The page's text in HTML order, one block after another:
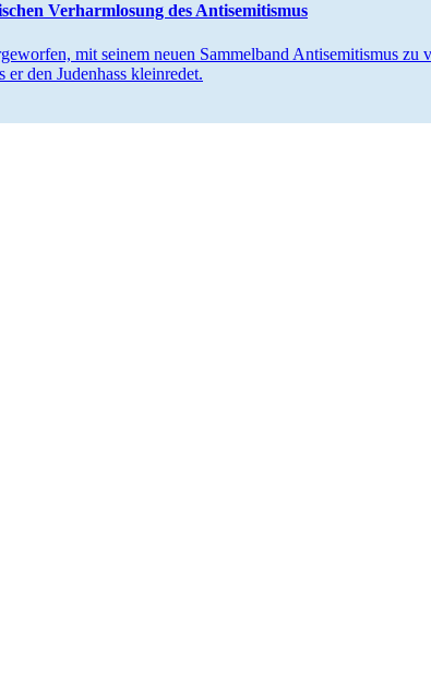
Verharm­losung des Antisemitismus
mit seinem neuen Sammelband Antise­mi­tismus zu
den Judenhass kleinredet.